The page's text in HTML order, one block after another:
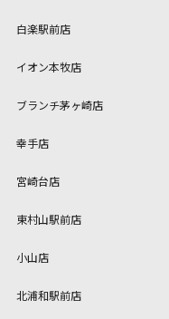
白楽駅前店
イオン本牧店
ブランチ茅ヶ崎店
幸手店
宮崎台店
東村山駅前店
小山店
北浦和駅前店